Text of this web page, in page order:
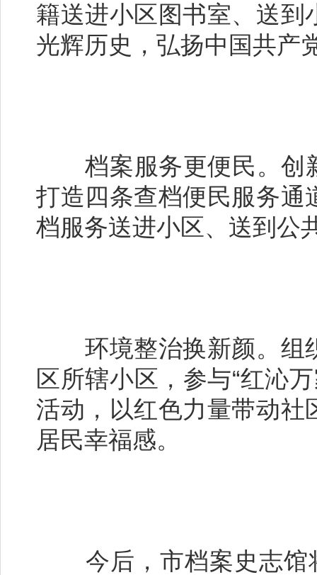
籍送进小区图书室、送到
光辉历史，弘扬中国共产
档案服务更便民。创新
打造四条查档便民服务通
档服务送进小区、送到公
环境整治换新颜。组
区所辖小区，参与“红沁
活动，以红色力量带动社
居民幸福感。
今后，市档案史志馆